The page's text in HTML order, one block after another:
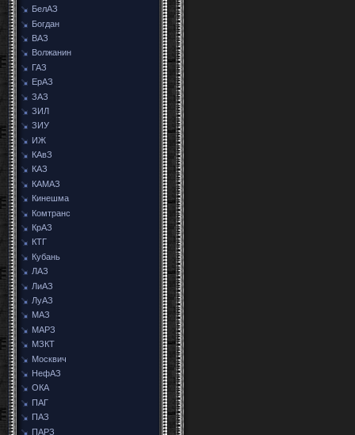
БелАЗ
Богдан
ВАЗ
Волжанин
ГАЗ
ЕрАЗ
ЗАЗ
ЗИЛ
ЗИУ
ИЖ
КАвЗ
КАЗ
КАМАЗ
Кинешма
Комтранс
КрАЗ
КТГ
Кубань
ЛАЗ
ЛиАЗ
ЛуАЗ
МАЗ
МАРЗ
МЗКТ
Москвич
НефАЗ
ОКА
ПАГ
ПАЗ
ПАРЗ